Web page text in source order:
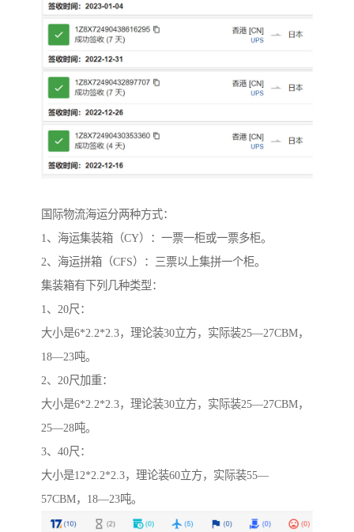
国际物流海运分两种方式：
1、海运集装箱（CY）：一票一柜或一票多柜。
2、海运拼箱（CFS）：三票以上集拼一个柜。
集装箱有下列几种类型：
1、20尺：
大小是6*2.2*2.3，理论装30立方，实际装25—27CBM，
18—23吨。
2、20尺加重：
大小是6*2.2*2.3，理论装30立方，实际装25—27CBM，
25—28吨。
3、40尺：
大小是12*2.2*2.3，理论装60立方，实际装55—
57CBM，18—23吨。